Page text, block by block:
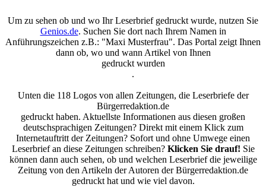
Um zu sehen ob und wo Ihr Leserbrief gedruckt wurde, nutzen Sie
Genios.de. Suchen Sie dort nach Ihrem Namen in
Anführungszeichen z.B.: "Maxi Musterfrau". Das Portal zeigt Ihnen
dann ob, wo und wann Artikel von Ihnen
gedruckt wurden
.
Unten die 118 Logos von allen Zeitungen, die Leserbriefe der
Bürgerredaktion.de
gedruckt haben. Aktuellste Informationen aus diesen großen
deutschsprachigen Zeitungen? Direkt mit einem Klick zum
Internetauftritt der Zeitungen? Sofort und ohne Umwege einen
Leserbrief an diese Zeitungen schreiben? Klicken Sie drauf! Sie
können dann auch sehen, ob und welchen Leserbrief die jeweilige
Zeitung von den Artikeln der Autoren der Bürgerredaktion.de
gedruckt hat und wie viel davon.